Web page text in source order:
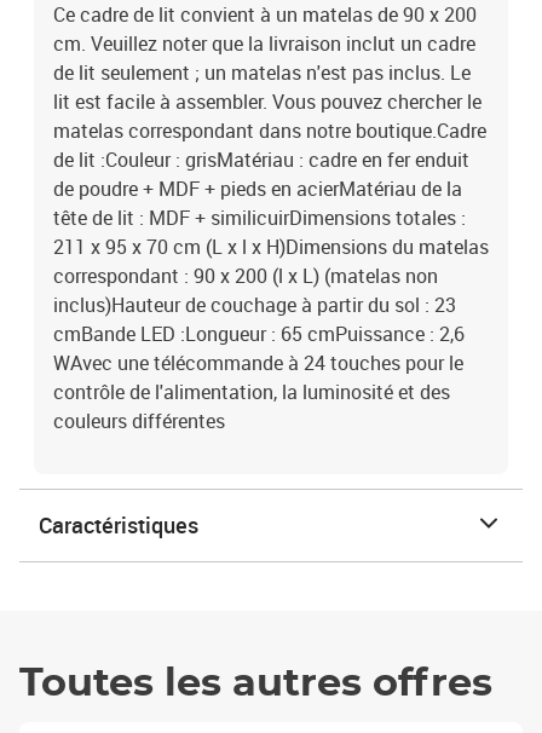
Ce cadre de lit convient à un matelas de 90 x 200
cm. Veuillez noter que la livraison inclut un cadre
de lit seulement ; un matelas n'est pas inclus. Le
lit est facile à assembler. Vous pouvez chercher le
matelas correspondant dans notre boutique.Cadre
de lit :Couleur : grisMatériau : cadre en fer enduit
de poudre + MDF + pieds en acierMatériau de la
tête de lit : MDF + similicuirDimensions totales :
211 x 95 x 70 cm (L x l x H)Dimensions du matelas
correspondant : 90 x 200 (l x L) (matelas non
inclus)Hauteur de couchage à partir du sol : 23
cmBande LED :Longueur : 65 cmPuissance : 2,6
WAvec une télécommande à 24 touches pour le
contrôle de l'alimentation, la luminosité et des
couleurs différentes
Caractéristiques
Toutes les autres offres